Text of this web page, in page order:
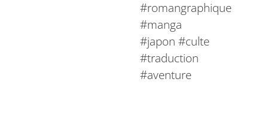
#romangraphique
#manga
#japon #culte
#traduction
#aventure